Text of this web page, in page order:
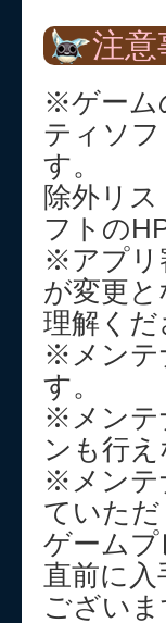
注意
※ゲーム
ティソフ
す。
除外リ
フトの
※アプリ
が変更
理解くだ
※メンテ
す。
※メンテ
ンも行
※メンテ
ていた
ゲーム
直前に
ございま